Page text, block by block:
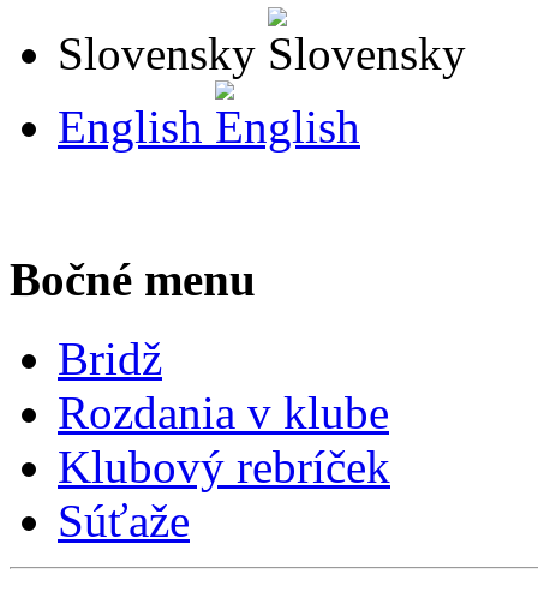
Slovensky
English
Bočné menu
Bridž
Rozdania v klube
Klubový rebríček
Súťaže